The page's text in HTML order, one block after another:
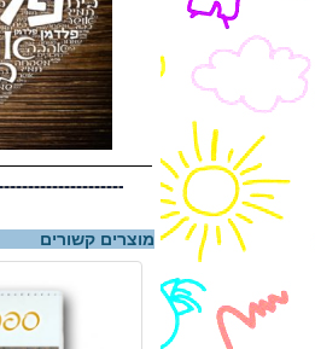
מוצרים קשורים